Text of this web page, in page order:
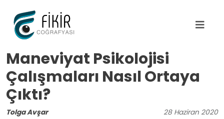
Maneviyat Psikolojisi
Çalışmaları Nasıl Ortaya
Çıktı?
Tolga Avşar 28 Haziran 2020